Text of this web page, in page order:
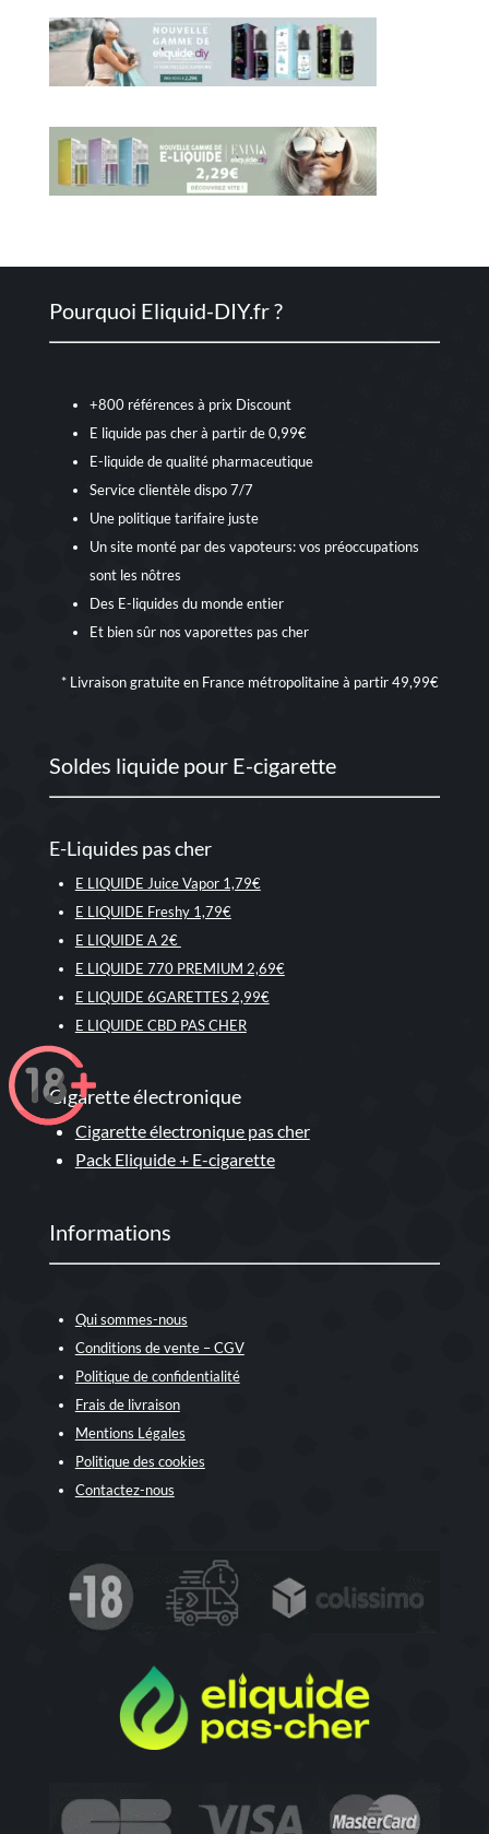
Pourquoi Eliquid-DIY.fr ?
+800 références à prix Discount
E liquide pas cher à partir de 0,99€
E-liquide de qualité pharmaceutique
Service clientèle dispo 7/7
Une politique tarifaire juste
Un site monté par des vapoteurs: vos préoccupations
sont les nôtres
Des E-liquides du monde entier
Et bien sûr nos vaporettes pas cher
* Livraison gratuite en France métropolitaine à partir 49,99€
Soldes liquide pour E-cigarette
E-Liquides pas cher
E LIQUIDE Juice Vapor 1,79€
E LIQUIDE Freshy 1,79€
E LIQUIDE A 2€
E LIQUIDE 770 PREMIUM 2,69€
E LIQUIDE 6GARETTES 2,99€
E LIQUIDE CBD PAS CHER
Cigarette électronique
Cigarette électronique pas cher
Pack Eliquide + E-cigarette
Informations
Qui sommes-nous
Conditions de vente – CGV
Politique de confidentialité
Frais de livraison
Mentions Légales
Politique des cookies
Contactez-nous